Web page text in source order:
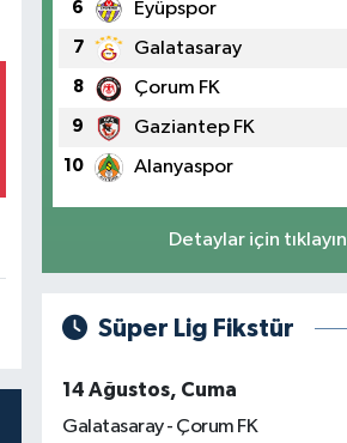
6 Eyüpspor
7 Galatasaray
8 Çorum FK
9 Gaziantep FK
10 Alanyaspor
Detaylar için tıklayın
Süper Lig Fikstür
14 Ağustos, Cuma
Galatasaray - Çorum FK